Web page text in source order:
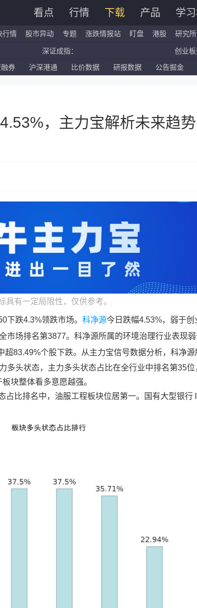
看点 行情 下载 产品 学
行情 股市异动 专题 涨跌情报站 盯盘 港股 研究所
深证成指： 创业板
国企指数： 红筹
券 沪深港通 比价数据 研报数据 公告掘金
，主力宝解析未来趋势
具有一定局限性，仅供参考。
下跌4.3%领跌市场。 科净源今日跌幅4.53%，弱于创
市场排名第3877。 科净源所属的环境治理行业表现
83.49%个股下跌。从主力宝信号数据分析， 科净源
多头状态，主力多头状态占比在全行业中排名第35位
块整体看多意愿越强。
占比排名中，油服工程板块位居第一。国有大型银